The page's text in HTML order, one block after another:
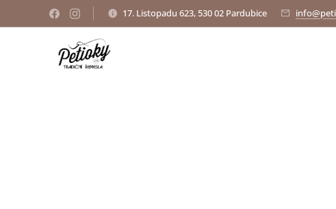
17. Listopadu 623, 530 02 Pardubice